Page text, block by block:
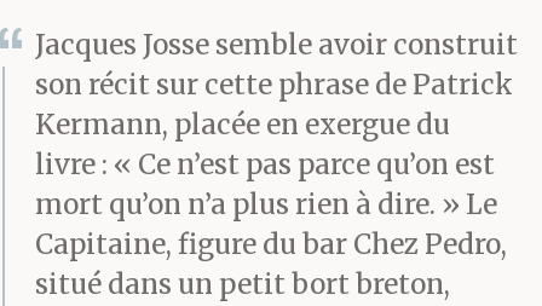
culmine à peine à 1m 60
du sol et qui s’appelle
Jimmy, a l’air de boire
ses paroles. Un temps,
celui-ci fut grutier au-
dessus du nouveau port,
Jacques Josse semble avoir construit
son récit sur cette phrase de Patrick
Kermann, placée en exergue du
livre : « Ce n’est pas parce qu’on est
mort qu’on n’a plus rien à dire. » Le
Capitaine, figure du bar Chez Pedro,
situé dans un petit bort breton,